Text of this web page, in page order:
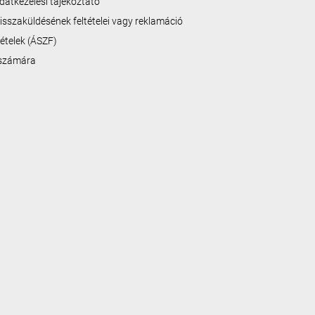
feltételei vagy reklamáció
(ÁSZF)